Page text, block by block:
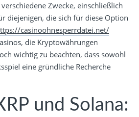
Zwecke, einschließlich
diejenigen, die sich für diese Option
casinoohnesperrdatei.net/
die Kryptowährungen
wichtig zu beachten, dass sowohl
eine gründliche Recherche
und Solana: